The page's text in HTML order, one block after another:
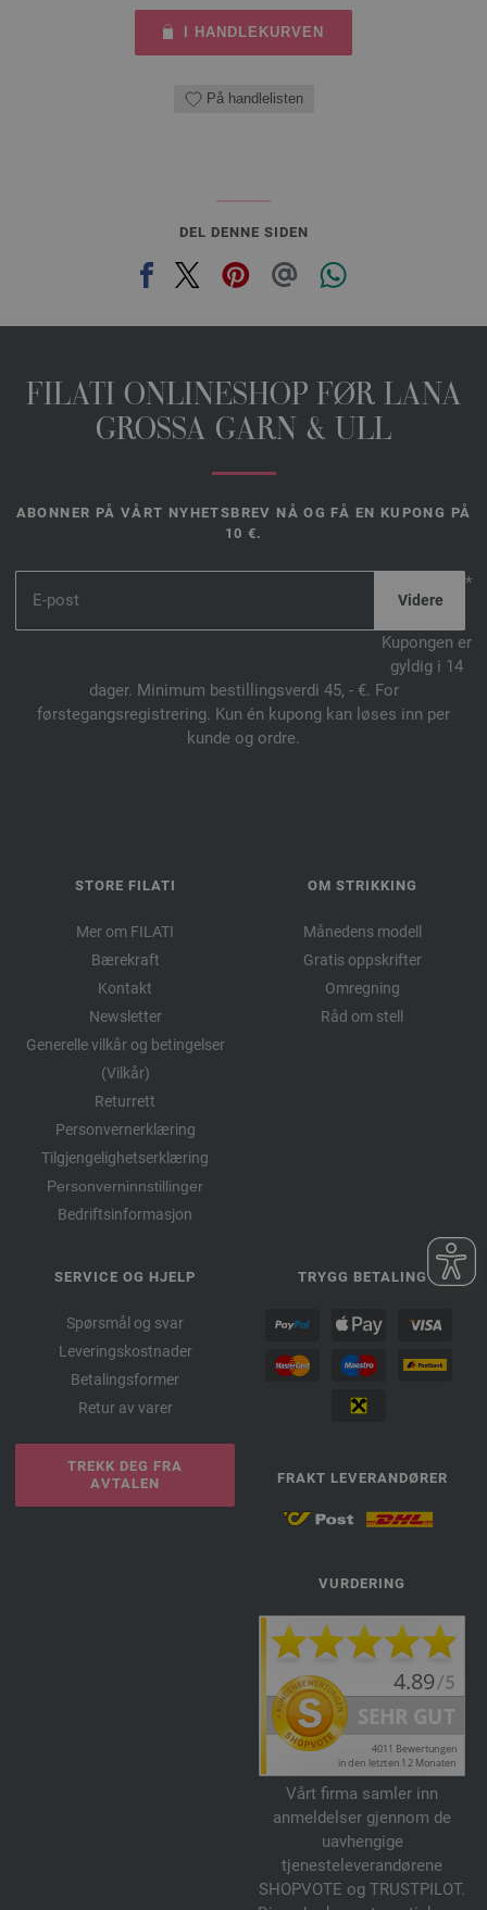
I HANDLEKURVEN
På handlelisten
DEL DENNE SIDEN
FILATI ONLINESHOP FØR LANA
GROSSA GARN & ULL
ABONNER PÅ VÅRT NYHETSBREV NÅ OG FÅ EN KUPONG PÅ
10 €.
*
Kupongen er
gyldig i 14
dager. Minimum bestillingsverdi 45, - €. For
førstegangsregistrering. Kun én kupong kan løses inn per
kunde og ordre.
STORE FILATI
Mer om FILATI
Bærekraft
Kontakt
Newsletter
Generelle vilkår og betingelser
(Vilkår)
Returrett
Personvernerklæring
Tilgjengelighetserklæring
Personverninnstillinger
Bedriftsinformasjon
OM STRIKKING
Månedens modell
Gratis oppskrifter
Omregning
Råd om stell
SERVICE OG HJELP
Spørsmål og svar
Leveringskostnader
Betalingsformer
Retur av varer
TREKK DEG FRA
AVTALEN
TRYGG BETALING
FRAKT LEVERANDØRER
VURDERING
Vårt firma samler inn
anmeldelser gjennom de
uavhengige
tjenesteleverandørene
SHOPVOTE og TRUSTPILOT.